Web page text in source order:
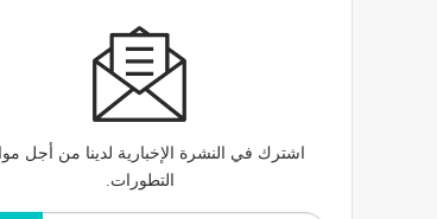
اشترك في النشرة الإخبارية لدينا من أجل
التطورات.